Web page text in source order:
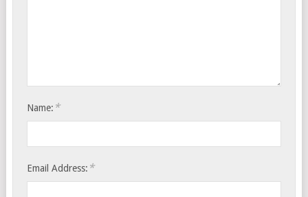
Name: *
Email Address: *